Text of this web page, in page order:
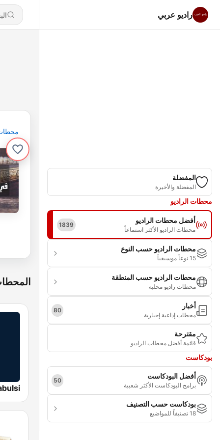
راديو عربي
المفضلة
المفضلة والأخيرة
محطات الراديو
أفضل محطات الراديو
محطات الراديو الأكثر استماعاً
1839
محطات الراديو حسب النوع
15 نوعاً موسيقياً
محطات الراديو حسب المنطقة
محطات راديو محلية
أخبار
محطات إذاعية إخبارية
80
مقترحة
قائمة أفضل محطات الراديو
بودكاست
أفضل البودكاست
برامج البودكاست الأكثر شعبية
50
بودكاست حسب التصنيف
18 تصنيفاً للمواضيع